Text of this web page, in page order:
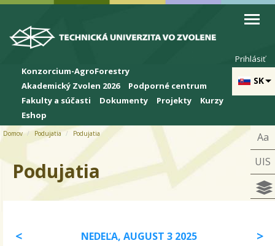
Skip to cookies
Skip to navigation
Skočiť na hlavný obsah
SK
Prihlásiť
Konzorcium-AgroForestry
Akademický Zvolen 2026
Podporné centrum
Fakulty a súčasti
Dokumenty Projekty
Kurzy
Eshop
Aa
UIS
Domov Podujatia Podujatia
Podujatia
NEDEĽA, AUGUST 3 2025